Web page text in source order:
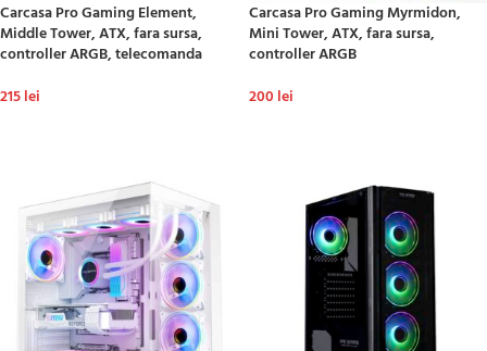
Carcasa Pro Gaming Element,
Middle Tower, ATX, fara sursa,
controller ARGB, telecomanda
215lei
Carcasa Pro Gaming Myrmidon,
Mini Tower, ATX, fara sursa,
controller ARGB
200 lei